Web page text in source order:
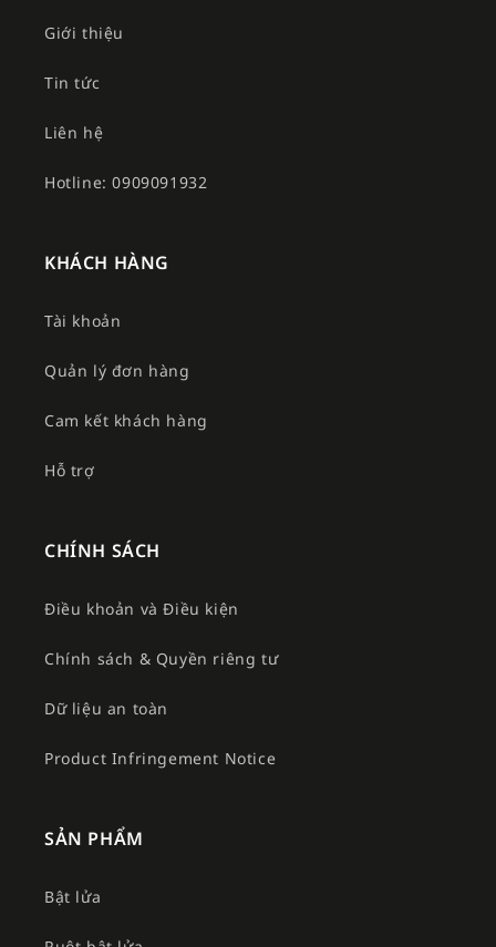
Giới thiệu
Tin tức
Liên hệ
Hotline: 0909091932
KHÁCH HÀNG
Tài khoản
Quản lý đơn hàng
Cam kết khách hàng
Hỗ trợ
CHÍNH SÁCH
Điều khoản và Điều kiện
Chính sách & Quyền riêng tư
Dữ liệu an toàn
Product Infringement Notice
SẢN PHẨM
Bật lửa